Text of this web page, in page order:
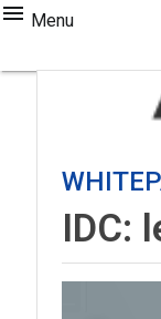
Menu
IDC: